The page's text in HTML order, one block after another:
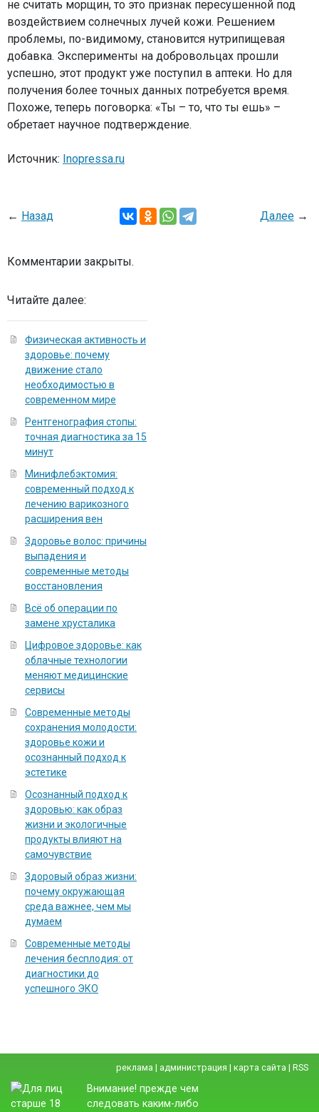
не считать морщин, то это признак пересушенной под
воздействием солнечных лучей кожи. Решением
проблемы, по-видимому, становится нутрипищевая
добавка. Эксперименты на добровольцах прошли
успешно, этот продукт уже поступил в аптеки. Но для
получения более точных данных потребуется время.
Похоже, теперь поговорка: «Ты – то, что ты ешь» –
обретает научное подтверждение.
Источник: Inopressa.ru
← Назад Далее →
Комментарии закрыты.
Читайте далее:
Физическая активность и
здоровье: почему
движение стало
необходимостью в
современном мире
Рентгенография стопы:
точная диагностика за 15
минут
Минифлебэктомия:
современный подход к
лечению варикозного
расширения вен
Здоровье волос: причины
выпадения и
современные методы
восстановления
Всё об операции по
замене хрусталика
Цифровое здоровье: как
облачные технологии
меняют медицинские
сервисы
Современные методы
сохранения молодости:
здоровье кожи и
осознанный подход к
эстетике
Осознанный подход к
здоровью: как образ
жизни и экологичные
продукты влияют на
самочувствие
Здоровый образ жизни:
почему окружающая
среда важнее, чем мы
думаем
Современные методы
лечения бесплодия: от
диагностики до
успешного ЭКО
реклама | администрация | карта сайта | RSS
Внимание! прежде чем
следовать каким-либо